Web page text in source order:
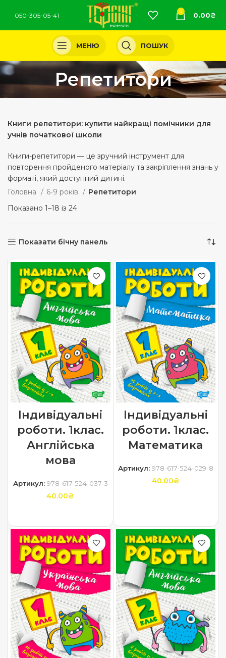
050-305-05-41
0 0.00₴
МЕНЮ ПОШУК
Репетитори
Книги репетитори: купити найкращі помічники для
учнів початкової школи
Книги-репетитори — це зручний інструмент для
повторення пройденого матеріалу та закріплення знань у
форматі, який доступний дитині.
Головна
6-9 років
Репетитори
Показано 1–18 із 24
Показати бічну панель
Індивідуальні
роботи. 1клас.
Англійська
мова
Артикул: 978-617-524-037-3
40.00₴
Індивідуальні
роботи. 1клас.
Математика
Артикул: 978-617-524-029-8
40.00₴